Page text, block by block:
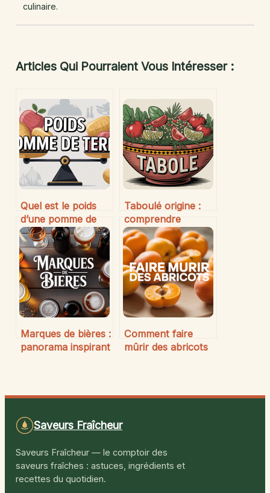
culinaire.
Articles Qui Pourraient Vous Intéresser :
Quel est le poids
d’une pomme de
terre et pourquoi le
connaître est utile
Taboulé origine :
comprendre
l’histoire et les
traditions de ce
plat emblématique
Marques de bières :
panorama inspirant
Comment faire
mûrir des abricots
Saveurs Fraîcheur
Saveurs Fraîcheur — le comptoir des
saveurs fraîches : astuces, ingrédients et
recettes du quotidien.